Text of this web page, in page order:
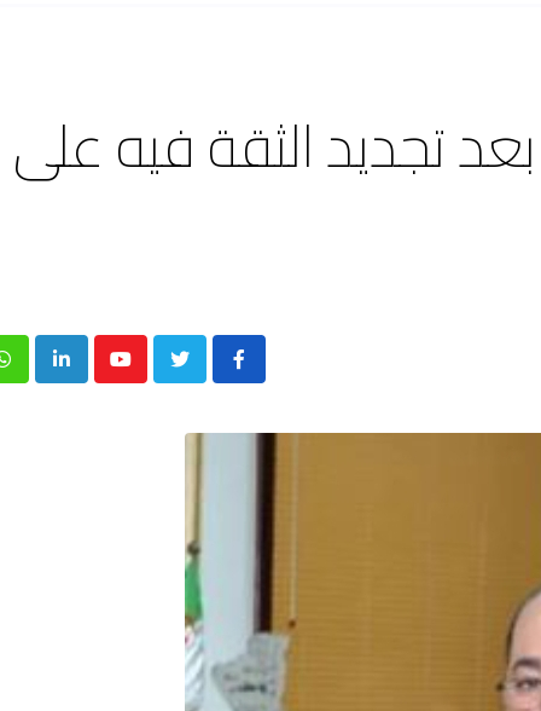
تجديد الثقة فيه على
Youtube